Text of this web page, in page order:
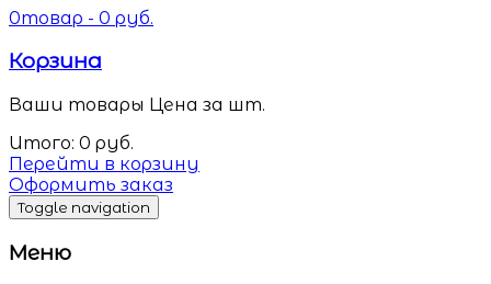
0товар - 0 руб.
Корзина
Ваши товары Цена за шт.
Итого: 0 руб.
Перейти в корзину
Оформить заказ
Toggle navigation
Меню